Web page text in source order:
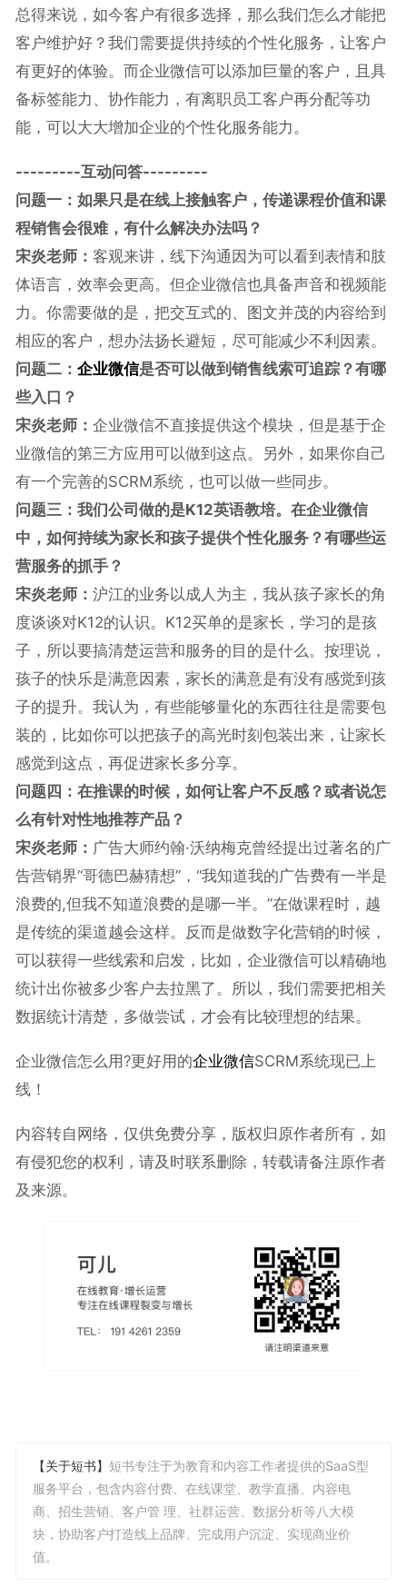
总得来说，如今客户有很多选择，那么我们怎么才能把
客户维护好？我们需要提供持续的个性化服务，让客户
有更好的体验。而企业微信可以添加巨量的客户，且具
备标签能力、协作能力，有离职员工客户再分配等功
能，可以大大增加企业的个性化服务能力。
---------互动问答---------
问题一：如果只是在线上接触客户，传递课程价值和课
程销售会很难，有什么解决办法吗？
宋炎老师： 客观来讲，线下沟通因为可以看到表情和肢
体语言，效率会更高。但企业微信也具备声音和视频能
力。你需要做的是，把交互式的、图文并茂的内容给到
相应的客户，想办法扬长避短，尽可能减少不利因素。
问题二： 企业微信是否可以做到销售线索可追踪？有哪
些入口？
宋炎老师： 企业微信不直接提供这个模块，但是基于企
业微信的第三方应用可以做到这点。另外，如果你自己
有一个完善的SCRM系统，也可以做一些同步。
问题三：我们公司做的是K12英语教培。在企业微信
中，如何持续为家长和孩子提供个性化服务？有哪些运
营服务的抓手？
宋炎老师： 沪江的业务以成人为主，我从孩子家长的角
度谈谈对K12的认识。K12买单的是家长，学习的是孩
子，所以要搞清楚运营和服务的目的是什么。按理说，
孩子的快乐是满意因素，家长的满意是有没有感觉到孩
子的提升。我认为，有些能够量化的东西往往是需要包
装的，比如你可以把孩子的高光时刻包装出来，让家长
感觉到这点，再促进家长多分享。
问题四：在推课的时候，如何让客户不反感？或者说怎
么有针对性地推荐产品？
宋炎老师： 广告大师约翰·沃纳梅克曾经提出过著名的广
告营销界“哥德巴赫猜想”，“我知道我的广告费有一半是
浪费的,但我不知道浪费的是哪一半。”在做课程时，越
是传统的渠道越会这样。反而是做数字化营销的时候，
可以获得一些线索和启发，比如，企业微信可以精确地
统计出你被多少客户去拉黑了。所以，我们需要把相关
数据统计清楚，多做尝试，才会有比较理想的结果。
企业微信怎么用?更好用的企业微信SCRM系统现已上
线！
内容转自网络，仅供免费分享，版权归原作者所有，如
有侵犯您的权利，请及时联系删除，转载请备注原作者
及来源。
【关于短书】 短书专注于为教育和内容工作者提供的SaaS型
服务平台，包含内容付费、在线课堂、教学直播、内容电
商、招生营销、客户管 理、社群运营、数据分析等八大模
块，协助客户打造线上品牌、完成用户沉淀、实现商业价
值。